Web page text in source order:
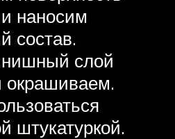
наносим
состав.
слой
окрашиваем.
штукатуркой.